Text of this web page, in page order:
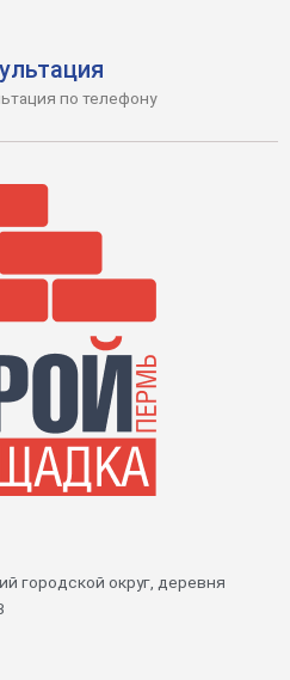
по телефону
городской округ, деревня